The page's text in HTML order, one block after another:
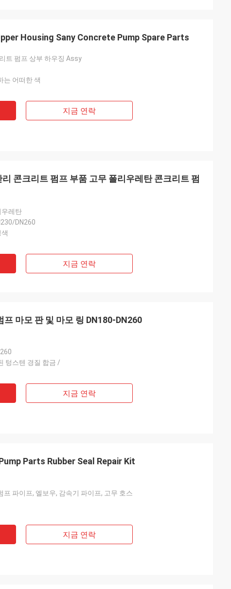
Housing Sany Concrete Pump Spare Parts
트 펌프 상부 하우징 Assy
는 어떠한 색
지금 연락
리 콘크리트 펌프 부품 고무 폴리우레탄 콘크리트 펌
우레탄
DN260
지금 연락
프 마모 판 및 마모 링 DN180-DN260
텅스텐 경질 합금 /
지금 연락
Parts Rubber Seal Repair Kit
프 파이프, 엘보우, 감속기 파이프, 고무 호스
지금 연락